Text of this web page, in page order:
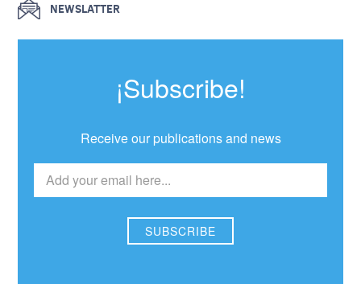
NEWSLATTER
¡Subscribe!
Receive our publications and news